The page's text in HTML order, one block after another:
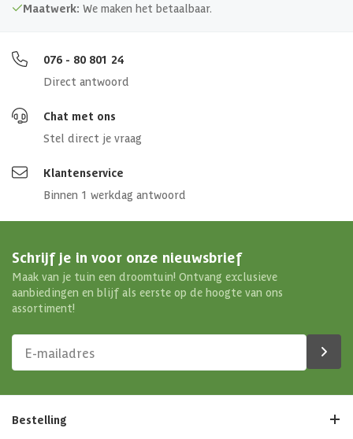
Maatwerk: We maken het betaalbaar.
076 - 80 801 24
Direct antwoord
Chat met ons
Stel direct je vraag
Klantenservice
Binnen 1 werkdag antwoord
Schrijf je in voor onze nieuwsbrief
Maak van je tuin een droomtuin! Ontvang exclusieve
aanbiedingen en blijf als eerste op de hoogte van ons
assortiment!
Bestelling